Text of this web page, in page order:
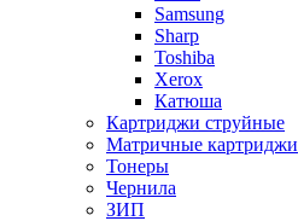
Samsung
Sharp
Toshiba
Xerox
Катюша
Картриджи струйные
Матричные картриджи
Тонеры
Чернила
ЗИП